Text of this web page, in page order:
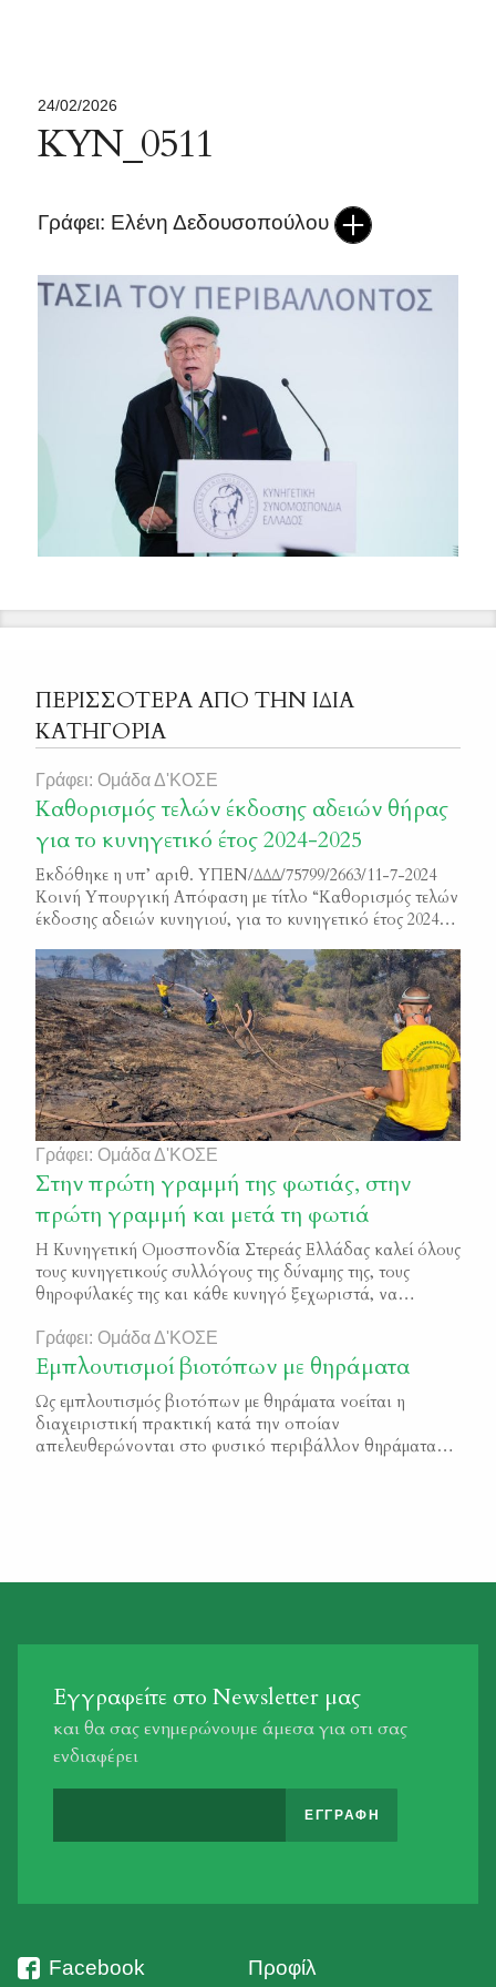
24/02/2026
ΚΥΝ_0511
Γράφει: Ελένη Δεδουσοπούλου
ΠΕΡΙΣΣΟΤΕΡΑ ΑΠΟ ΤΗΝ ΙΔΙΑ
ΚΑΤΗΓΟΡΙΑ
Γράφει: Ομάδα Δ'ΚΟΣΕ
Καθορισμός τελών έκδοσης αδειών θήρας
για το κυνηγετικό έτος 2024-2025
Εκδόθηκε η υπ’ αριθ. ΥΠΕΝ/ΔΔΔ/75799/2663/11-7-2024
Κοινή Υπουργική Απόφαση με τίτλο “Καθορισμός τελών
έκδοσης αδειών κυνηγιού, για το κυνηγετικό έτος 2024-
4100/Β/2024
Γράφει: Ομάδα Δ'ΚΟΣΕ
Στην πρώτη γραμμή της φωτιάς, στην
πρώτη γραμμή και μετά τη φωτιά
Η Κυνηγετική Ομοσπονδία Στερεάς Ελλάδας καλεί όλους
τους κυνηγετικούς συλλόγους της δύναμης της, τους
θηροφύλακές της και κάθε κυνηγό ξεχωριστά, να
προσπάθεια για την αντιμετώπιση των δασικών
πυρκαγιών που «τρώνε» την Αττική. Επίσης, θέλει να
συγχαρεί και να εκφράσει την ευγνωμοσύνη της προς
όλους εκείνους τους εθελοντές […]
Γράφει: Ομάδα Δ'ΚΟΣΕ
Εμπλουτισμοί βιοτόπων με θηράματα
Ως εμπλουτισμός βιοτόπων με θηράματα νοείται η
διαχειριστική πρακτική κατά την οποίαν
απελευθερώνονται στο φυσικό περιβάλλον θηράματα
ανταποκρίνονται επαρκώς στην κάρπωση, […]
Εγγραφείτε στο Newsletter μας
και θα σας ενημερώνουμε άμεσα για οτι σας
ενδιαφέρει
Facebook Προφίλ